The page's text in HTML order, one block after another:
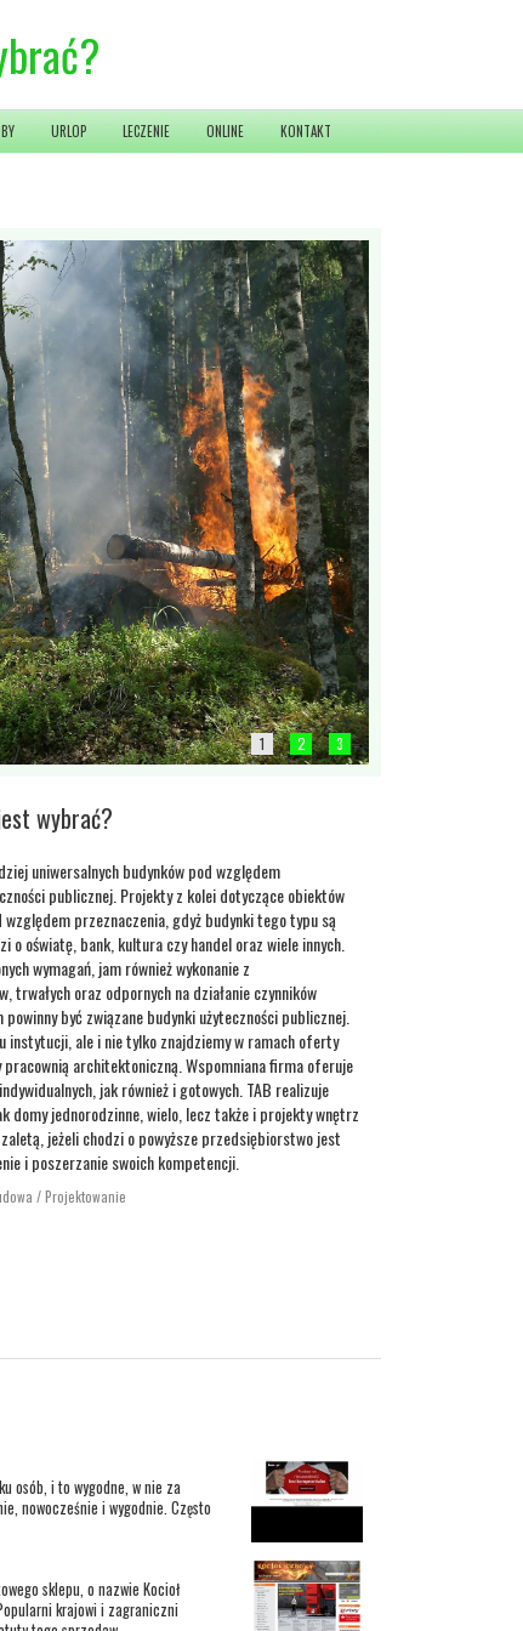
URLOP LECZENIE ONLINE KONTAKT
1 2 3
wybrać?
uniwersalnych budynków pod względem
publicznej. Projekty z kolei dotyczące obiektów
przeznaczenia, gdyż budynki tego typu są
o oświatę, bank, kultura czy handel oraz wiele innych.
wymagań, jam również wykonanie z
trwałych oraz odpornych na działanie czynników
być związane budynki użyteczności publicznej.
instytucji, ale i nie tylko znajdziemy w ramach oferty
architektoniczną. Wspomniana firma oferuje
jak również i gotowych. TAB realizuje
domy jednorodzinne, wielo, lecz także i projekty wnętrz
jeżeli chodzi o powyższe przedsiębiorstwo jest
i poszerzanie swoich kompetencji.
/ Projektowanie
osób, i to wygodne, w nie za
nowocześnie i wygodnie. Często
sklepu, o nazwie Kocioł
krajowi i zagraniczni